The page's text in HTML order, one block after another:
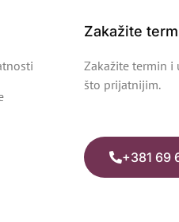
Zakažite
Zakažite termin i
što prijatnijim.
+381 69